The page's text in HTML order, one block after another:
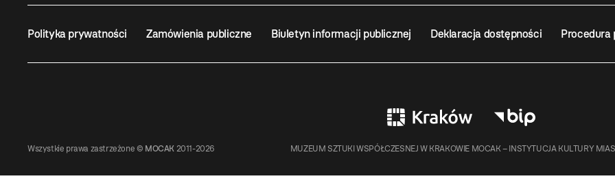
Polityka prywatności Zamówienia publiczne Biuletyn informacji publicznej Deklaracja dostępności Procedura
Wszystkie prawa zastrzeżone © MOCAK 2011-2026 MUZEUM SZTUKI WSPÓŁCZESNEJ W KRAKOWIE MOCAK – INSTYTUCJA KULTURY